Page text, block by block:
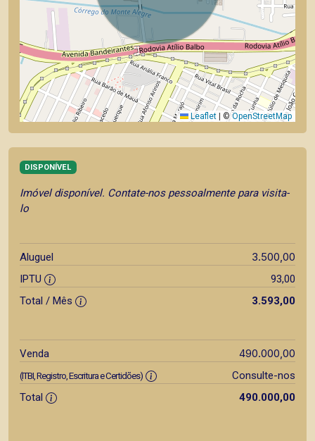
Leaflet ©OpenStreetMap
DISPONÍVEL
Imóvel disponível. Contate-nos pessoalmente para visita-
lo
Aluguel 3.500,00
IPTU
93,00
Total / Mês
3.593,00
Venda 490.000,00
(ITBI, Registro, Escritura e Certidões)
Consulte-nos
Total
490.000,00